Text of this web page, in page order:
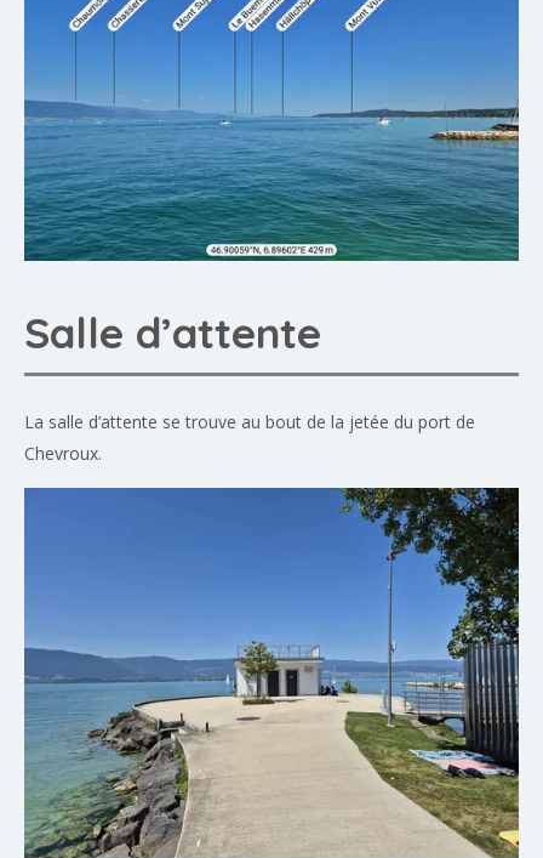
Salle d’attente
La salle d’attente se trouve au bout de la jetée du port de
Chevroux.